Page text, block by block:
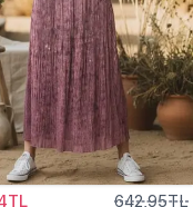
642,95TL